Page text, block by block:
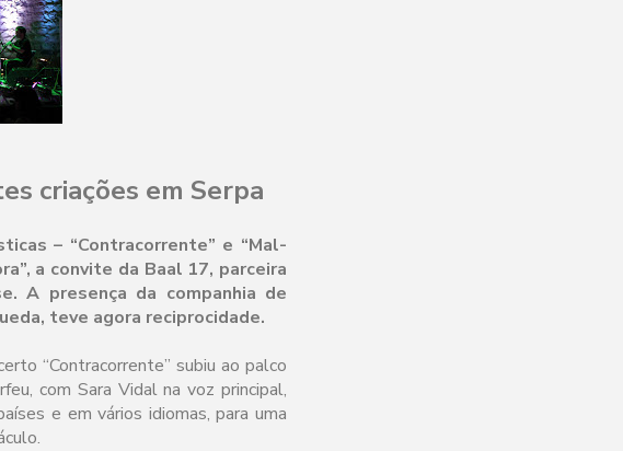
criações em Serpa
– “Contracorrente” e “Mal-
a convite da Baal 17, parceira
A presença da companhia de
teve agora reciprocidade.
“Contracorrente” subiu ao palco
com Sara Vidal na voz principal,
e em vários idiomas, para uma